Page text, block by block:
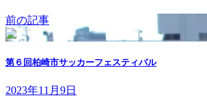
前の記事
第６回柏崎市サッカーフェスティバル
2023年11月9日